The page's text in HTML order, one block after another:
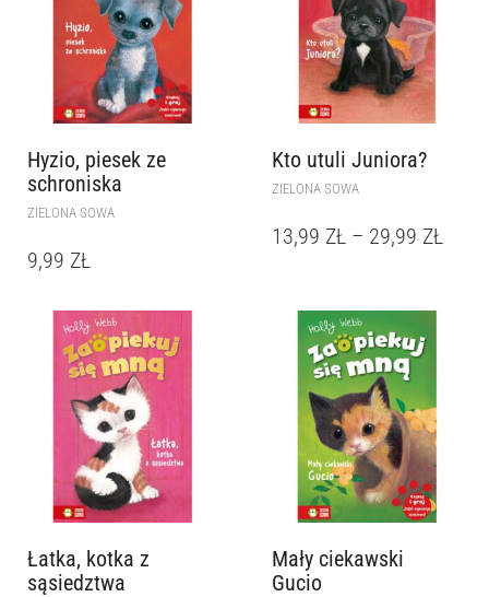
Hyzio, piesek ze
schroniska
ZIELONA SOWA
9,99 ZŁ
Kto utuli Juniora?
ZIELONA SOWA
13,99 ZŁ – 29,99 ZŁ
Łatka, kotka z
sąsiedztwa
Mały ciekawski
Gucio